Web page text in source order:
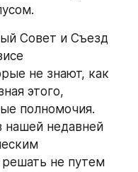
Совет и Съезд
не знают, как
этого,
полномочия.
нашей недавней
не путем